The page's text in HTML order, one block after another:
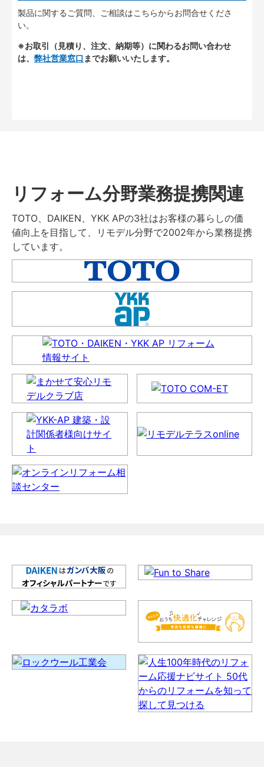
製品に関するご質問、ご相談はこちらからお問合せくださ
い。
※お取引（見積り、注文、納期等）に関わるお問い合わせ
は、 弊社営業窓口 までお願いいたします。
リフォーム分野業務提携関連
TOTO、DAIKEN、YKK APの3社はお客様の暮らしの価
値向上を目指して、リモデル分野で2002年から業務提携
しています。